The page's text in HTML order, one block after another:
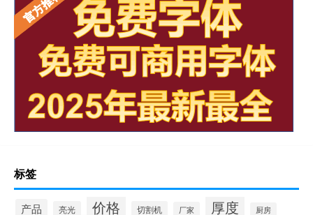
重庆岩板卫浴多少钱
怎样加工岩板地台砖
瓷砖岩板连纹处理方法
揭阳西班牙岩板哪家好点
陶瓷岩板什么时候上市
“拂袖金闺了”的出处是哪里
深圳客厅岩板台面怎么安装
聊天止于呵呵什么梗
升迁是什么意思
韵达快递公司官网投诉电话（韵达快递公司简介）
标签
产品 亮光 价格 切割机 厂家 厚度 厨房